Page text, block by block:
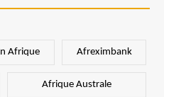
Afrique Afreximbank
Afrique Australe